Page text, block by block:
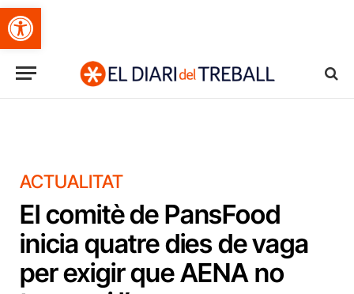
Obre la barra d'eines
ACTUALITAT
El comitè de PansFood
inicia quatre dies de vaga
per exigir que AENA no